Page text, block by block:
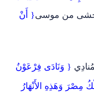
من موسى{ أَنْ
{ وَنَادَى فِرْعَوْنُ
مِصْرَ وَهَذِهِ الأَنْهَارُ